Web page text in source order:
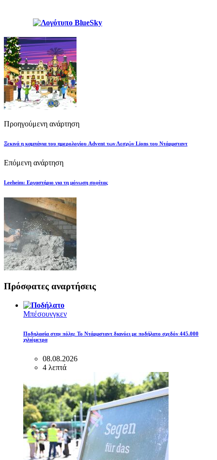
Προηγούμενη ανάρτηση
Ξεκινά η καμπάνια του ημερολογίου Advent των Λεσχών Lions του Ντάρμσταντ
Επόμενη ανάρτηση
Leeheim: Εργαστήριο για τη μόνωση σοφίτας
Πρόσφατες αναρτήσεις
Μπέσουνγκεν
Ποδηλασία στην πόλη: Το Ντάρμσταντ διανύει με ποδήλατο σχεδόν 445.000
χιλιόμετρα
08.08.2026
4 λεπτά